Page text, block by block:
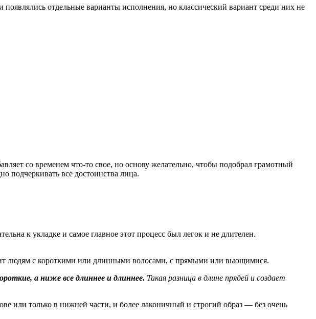
отдельные варианты исполнения, но классический вариант среди них не
со временем что-то свое, но основу желательно, чтобы подобрал грамотный
подчеркивать все достоинства лица.
к укладке и самое главное этот процесс был легок и не длителен.
людям с короткими или длинными волосами, с прямыми или вьющимися.
а ниже все длиннее и длиннее. Такая разница в длине прядей и создает
или только в нижней части, и более лаконичный и строгий образ — без очень